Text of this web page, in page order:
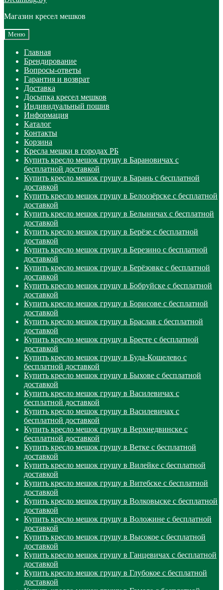
Магазин кресел мешков
Меню
Главная
Брендирование
Вопросы-ответы
Гарантия и возврат
Доставка
Досыпка кресел мешков
Индивидуальный пошив
Информация
Каталог
Контакты
Корзина
Кресла мешки в городах РБ
Купить кресло мешок грушу в Барановичах с
бесплатной доставкой
Купить кресло мешок грушу в Барань с бесплатной
доставкой
Купить кресло мешок грушу в Белоозёрске с бесплатной
доставкой
Купить кресло мешок грушу в Белыничах с бесплатной
доставкой
Купить кресло мешок грушу в Берёзе с бесплатной
доставкой
Купить кресло мешок грушу в Березино с бесплатной
доставкой
Купить кресло мешок грушу в Берёзовке с бесплатной
доставкой
Купить кресло мешок грушу в Бобруйске с бесплатной
доставкой
Купить кресло мешок грушу в Борисове с бесплатной
доставкой
Купить кресло мешок грушу в Браслав с бесплатной
доставкой
Купить кресло мешок грушу в Бресте с бесплатной
доставкой
Купить кресло мешок грушу в Буда-Кошелево с
бесплатной доставкой
Купить кресло мешок грушу в Быхове с бесплатной
доставкой
Купить кресло мешок грушу в Василевичах с
бесплатной доставкой
Купить кресло мешок грушу в Василевичах с
бесплатной доставкой
Купить кресло мешок грушу в Верхнедвинске с
бесплатной доставкой
Купить кресло мешок грушу в Ветке с бесплатной
доставкой
Купить кресло мешок грушу в Вилейке с бесплатной
доставкой
Купить кресло мешок грушу в Витебске с бесплатной
доставкой
Купить кресло мешок грушу в Волковыске с бесплатной
доставкой
Купить кресло мешок грушу в Воложине с бесплатной
доставкой
Купить кресло мешок грушу в Высокое с бесплатной
доставкой
Купить кресло мешок грушу в Ганцевичах с бесплатной
доставкой
Купить кресло мешок грушу в Глубокое с бесплатной
доставкой